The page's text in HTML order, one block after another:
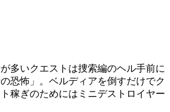
多いクエストは捜索編のヘル手前に
恐怖」。ベルディアを倒すだけでク
稼ぎのためにはミニデストロイヤー